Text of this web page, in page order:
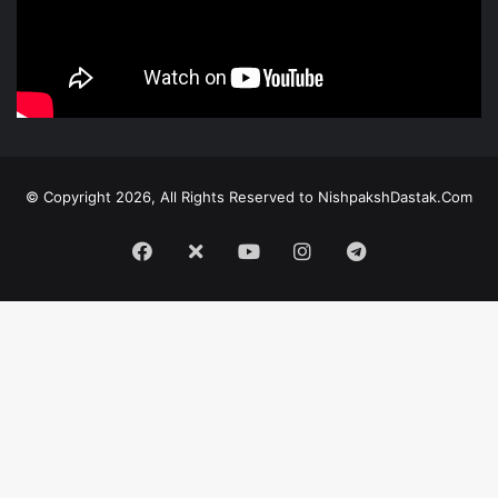
© Copyright 2026, All Rights Reserved to NishpakshDastak.Com
Facebook
X YoutubeInstagramTelegram